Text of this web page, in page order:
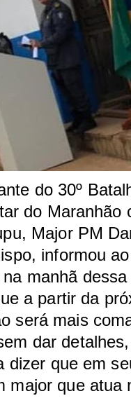
do 30º
do Maranhão
Major PM
informou
manhã
a partir da
será mais
dar
dizer que em
major que atua